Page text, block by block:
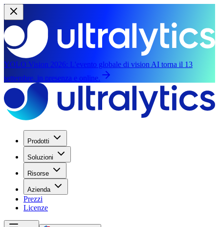
YOLO Vision 2026: L'evento globale di vision AI torna il 13
settembre, in presenza e online.
Prodotti
Soluzioni
Risorse
Azienda
Prezzi
Licenze